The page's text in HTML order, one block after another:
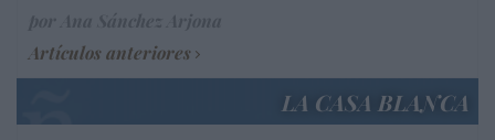
Artículos anteriores
LA CASA BLANCA